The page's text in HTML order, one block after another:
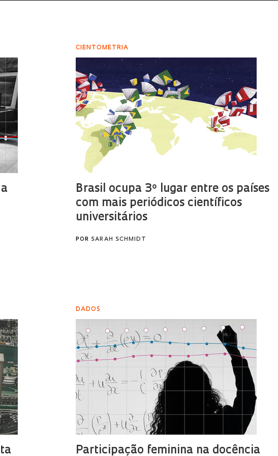
CIENTOMETRIA
Brasil ocupa 3º lugar entre os países
com mais periódicos científicos
universitários
POR SARAH SCHMIDT
DADOS
Participação feminina na docência